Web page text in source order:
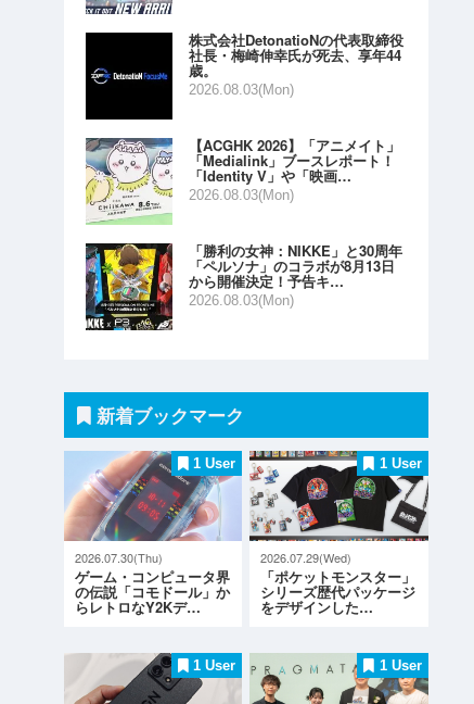
株式会社DetonatioNの代表取締役
社長・梅崎伸幸氏が死去、享年44
歳。
2026.08.03(Mon)
【ACGHK 2026】「アニメイト」
「Medialink」ブースレポート！
「Identity V」や「映画…
2026.08.03(Mon)
「勝利の女神：NIKKE」と30周年
「ペルソナ」のコラボが8月13日
から開催決定！予告キ…
2026.08.03(Mon)
新着ブックマーク
1 User
2026.07.30(Thu)
ゲーム・コンピュータ界
の伝説「コモドール」か
らレトロなY2Kデ…
1 User
2026.07.29(Wed)
「ポケットモンスター」
シリーズ歴代パッケージ
をデザインした…
1 User 1 User